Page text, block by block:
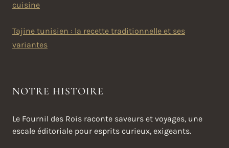
cuisine
Tajine tunisien : la recette traditionnelle et ses
variantes
NOTRE HISTOIRE
Le Fournil des Rois raconte saveurs et voyages, une
escale éditoriale pour esprits curieux, exigeants.